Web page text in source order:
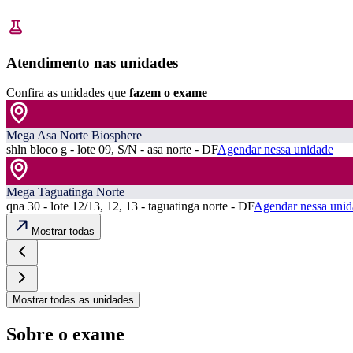
Atendimento nas unidades
Confira as unidades que fazem o exame
Mega Asa Norte Biosphere
shln bloco g - lote 09, S/N - asa norte - DFAgendar nessa unidade
Mega Taguatinga Norte
qna 30 - lote 12/13, 12, 13 - taguatinga norte - DFAgendar nessa
Mostrar todas
Mostrar todas as unidades
Sobre o exame